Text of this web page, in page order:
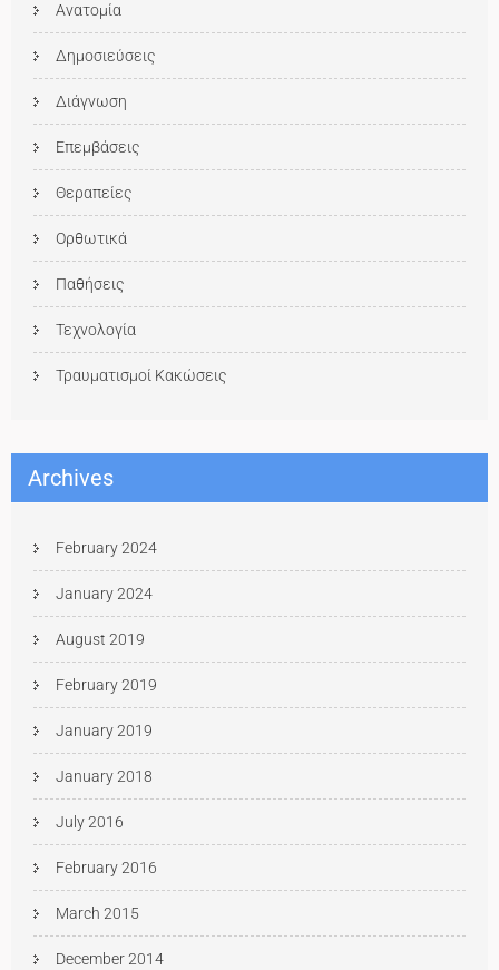
Ανατομία
Δημοσιεύσεις
Διάγνωση
Επεμβάσεις
Θεραπείες
Ορθωτικά
Παθήσεις
Τεχνολογία
Τραυματισμοί Κακώσεις
Archives
February 2024
January 2024
August 2019
February 2019
January 2019
January 2018
July 2016
February 2016
March 2015
December 2014